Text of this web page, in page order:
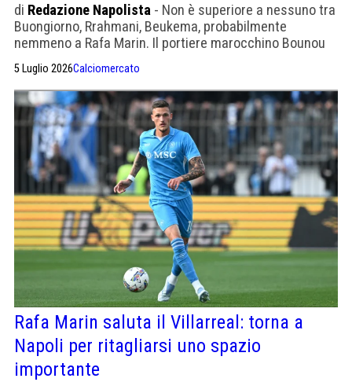
di Redazione Napolista - Non è superiore a nessuno tra
Buongiorno, Rrahmani, Beukema, probabilmente
nemmeno a Rafa Marin. Il portiere marocchino Bounou
5 Luglio 2026Calciomercato
Rafa Marin saluta il Villarreal: torna a
Napoli per ritagliarsi uno spazio
importante